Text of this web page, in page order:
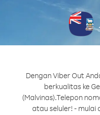
Dengan Viber Out
berkualitas ke
(Malvinas).Telepon
atau seluler! - mulai